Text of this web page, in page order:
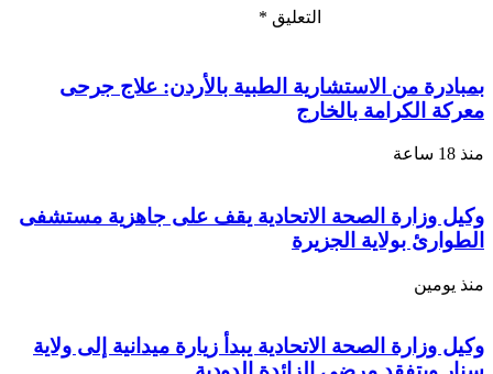
بمبادرة من الاستشارية الطبية بالأردن: علاج جرحى
معركة الكرامة بالخارج
منذ 18 ساعة
وكيل وزارة الصحة الاتحادية يقف على جاهزية مستشفى
الطوارئ بولاية الجزيرة
منذ يومين
وكيل وزارة الصحة الاتحادية يبدأ زيارة ميدانية إلى ولاية
التعليق *